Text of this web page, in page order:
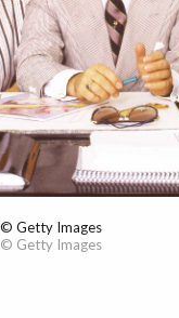
© Getty Images
© Getty Images